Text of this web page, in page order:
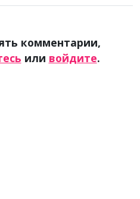
комментарии,
или войдите.